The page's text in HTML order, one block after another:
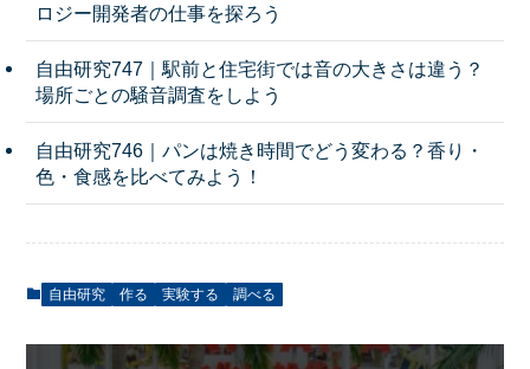
ロジー開発者の仕事を探ろう
自由研究747｜駅前と住宅街では音の大きさは違う？
場所ごとの騒音調査をしよう
自由研究746｜パンは焼き時間でどう変わる？香り・
色・食感を比べてみよう！
自由研究 作る 実験する 調べる